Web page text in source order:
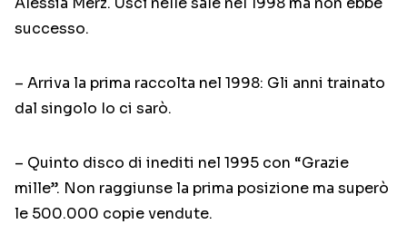
successo.
– Arriva la prima raccolta nel 1998: Gli anni trainato
dal singolo Io ci sarò.
– Quinto disco di inediti nel 1995 con “Grazie
mille”. Non raggiunse la prima posizione ma superò
le 500.000 copie vendute.